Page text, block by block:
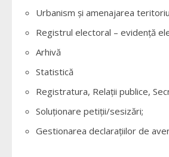
Urbanism şi amenajarea
Registrul electoral – evidenţă
Arhivă
Statistică
Registratura, Relaţii publice,
Soluţionare petiţii/sesizări;
Gestionarea declaraţiilor de